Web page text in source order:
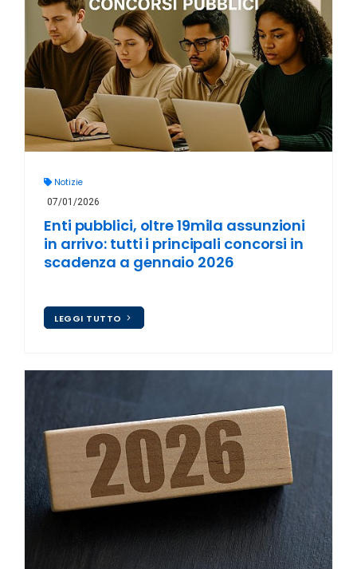
Notizie
07/01/2026
Enti pubblici, oltre 19mila assunzioni
in arrivo: tutti i principali concorsi in
scadenza a gennaio 2026
LEGGI TUTTO